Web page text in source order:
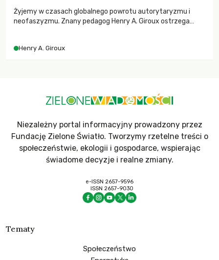
Żyjemy w czasach globalnego powrotu autorytaryzmu i
neofaszyzmu. Znany pedagog Henry A. Giroux ostrzega
wychowają świadomych obywateli?
Henry A. Giroux
Niezależny portal informacyjny prowadzony przez
Fundację Zielone Światło. Tworzymy rzetelne treści o
społeczeństwie, ekologii i gospodarce, wspierając
świadome decyzje i realne zmiany.
e-ISSN 2657-9596
ISSN 2657-9030
Tematy
Społeczeństwo